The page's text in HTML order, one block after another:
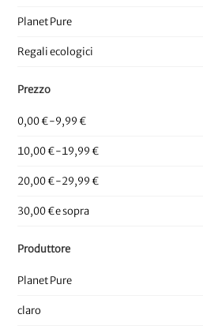
Planet Pure
Regali ecologici
Prezzo
0,00 €-9,99 €
10,00 €-19,99 €
20,00 €-29,99 €
30,00 €e sopra
Produttore
Planet Pure
claro